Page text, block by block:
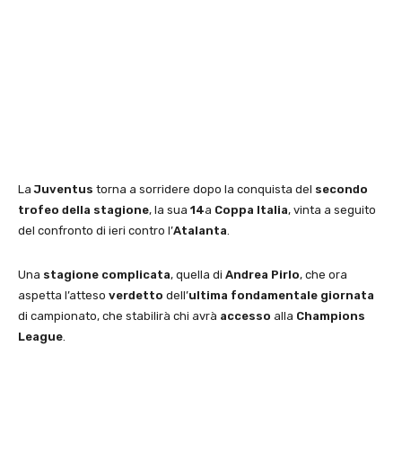
LaJuventus torna a sorridere dopo la conquista del secondo
trofeo della stagione, la sua 14a Coppa Italia, vinta a seguito
del confronto di ieri contro l’Atalanta
Una stagione complicata, quella di Andrea Pirlo, che ora
aspetta l’atteso verdetto dell’ultima fondamentale giornata
di campionato, che stabilirà chi avrà accesso alla Champions
League